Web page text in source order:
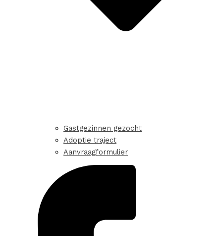
Gastgezinnen gezocht
Adoptie traject
Aanvraagformulier